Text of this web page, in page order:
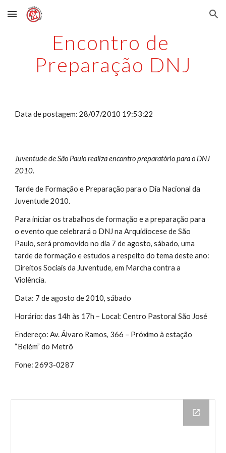
Skip to main content Skip to navigation
Encontro de
Preparação DNJ
Data de postagem: 28/07/2010 19:53:22
Juventude de São Paulo realiza encontro preparatório para o DNJ
2010.
Tarde de Formação e Preparação para o Dia Nacional da
Juventude 2010.
Para iniciar os trabalhos de formação e a preparação para
o evento que celebrará o DNJ na Arquidiocese de São
Paulo, será promovido no dia 7 de agosto, sábado, uma
tarde de formação e estudos a respeito do tema deste ano:
Direitos Sociais da Juventude, em Marcha contra a
Violência.
Data: 7 de agosto de 2010, sábado
Horário: das 14h às 17h – Local: Centro Pastoral São José
Endereço: Av. Álvaro Ramos, 366 – Próximo à estação
“Belém” do Metrô
Fone: 2693-0287